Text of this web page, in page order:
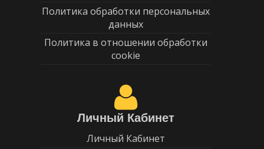
Политика обработки персональных
данных
Политика в отношении обработки
cookie
Личный Кабинет
Личный Кабинет